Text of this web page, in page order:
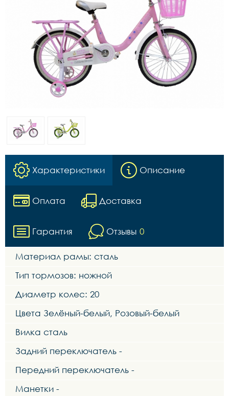
Характеристики Описание
Оплата Доставка
Гарантия Отзывы 0
Материал рамы: сталь
Тип тормозов: ножной
Диаметр колес: 20
Цвета Зелёный-белый, Розовый-белый
Вилка сталь
Задний переключатель -
Передний переключатель -
Манетки -